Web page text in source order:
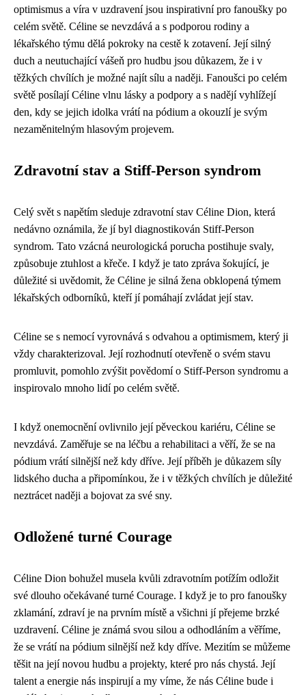
optimismus a víra v uzdravení jsou inspirativní pro fanoušky po
celém světě. Céline se nevzdává a s podporou rodiny a
lékařského týmu dělá pokroky na cestě k zotavení. Její silný
duch a neutuchající vášeň pro hudbu jsou důkazem, že i v
těžkých chvílích je možné najít sílu a naději. Fanoušci po celém
světě posílají Céline vlnu lásky a podpory a s nadějí vyhlížejí
den, kdy se jejich idolka vrátí na pódium a okouzlí je svým
nezaměnitelným hlasovým projevem.
Zdravotní stav a Stiff-Person syndrom
Celý svět s napětím sleduje zdravotní stav Céline Dion, která
nedávno oznámila, že jí byl diagnostikován Stiff-Person
syndrom. Tato vzácná neurologická porucha postihuje svaly,
způsobuje ztuhlost a křeče. I když je tato zpráva šokující, je
důležité si uvědomit, že Céline je silná žena obklopená týmem
lékařských odborníků, kteří jí pomáhají zvládat její stav.
Céline se s nemocí vyrovnává s odvahou a optimismem, který ji
vždy charakterizoval. Její rozhodnutí otevřeně o svém stavu
promluvit, pomohlo zvýšit povědomí o Stiff-Person syndromu a
inspirovalo mnoho lidí po celém světě.
I když onemocnění ovlivnilo její pěveckou kariéru, Céline se
nevzdává. Zaměřuje se na léčbu a rehabilitaci a věří, že se na
pódium vrátí silnější než kdy dříve. Její příběh je důkazem síly
lidského ducha a připomínkou, že i v těžkých chvílích je důležité
neztrácet naději a bojovat za své sny.
Odložené turné Courage
Céline Dion bohužel musela kvůli zdravotním potížím odložit
své dlouho očekávané turné Courage. I když je to pro fanoušky
zklamání, zdraví je na prvním místě a všichni jí přejeme brzké
uzdravení. Céline je známá svou silou a odhodláním a věříme,
že se vrátí na pódium silnější než kdy dříve. Mezitím se můžeme
těšit na její novou hudbu a projekty, které pro nás chystá. Její
talent a energie nás inspirují a my víme, že nás Céline bude i